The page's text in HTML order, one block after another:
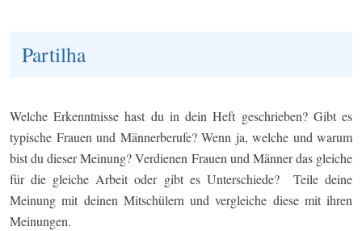
Partilha
Welche Erkenntnisse hast du in dein Heft geschrieben? Gibt es
typische Frauen und Männerberufe? Wenn ja, welche und warum
bist du dieser Meinung? Verdienen Frauen und Männer das gleiche
für die gleiche Arbeit oder gibt es Unterschiede? Teile deine
Meinung mit deinen Mitschülern und vergleiche diese mit ihren
Meinungen.